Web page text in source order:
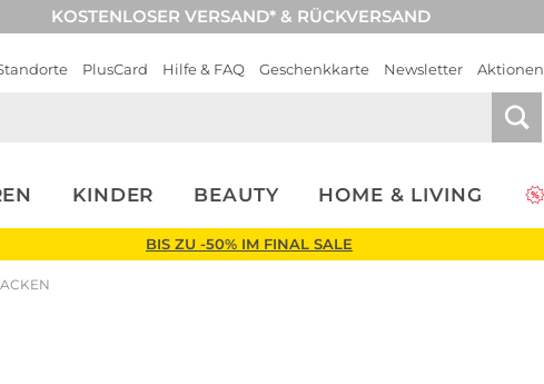
KOSTENLOSER VERSAND* & RÜCKVERSAND
PlusCard Hilfe & FAQ Geschenkkarte Newsletter Aktionen
KINDER BEAUTY HOME & LIVING
BIS ZU -50% IM FINAL SALE